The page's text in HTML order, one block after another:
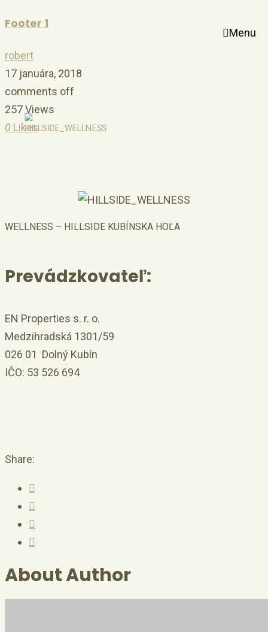
Menu
Footer 1
robert
17 januára, 2018
comments off
257 Views
0 Likes
WELLNESS – HILLSIDE KUBÍNSKA HOĽA
Prevádzkovateľ:
EN Properties s. r. o.
Medzihradská 1301/59
026 01 Dolný Kubín
IČO: 53 526 694
Share:
About Author